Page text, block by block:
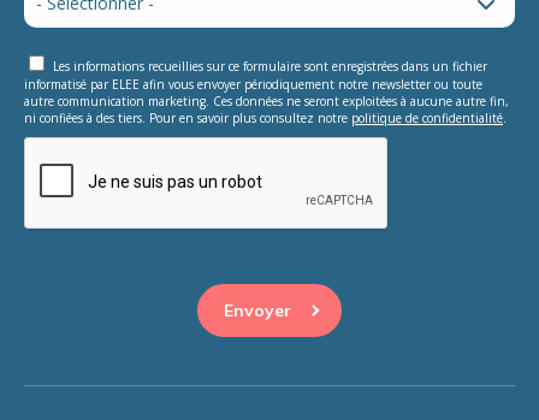
Les informations recueillies sur ce formulaire sont enregistrées dans un fichier
informatisé par ELEE afin vous envoyer périodiquement notre newsletter ou toute
autre communication marketing. Ces données ne seront exploitées à aucune autre fin,
ni confiées à des tiers. Pour en savoir plus consultez notre politique de confidentialité.